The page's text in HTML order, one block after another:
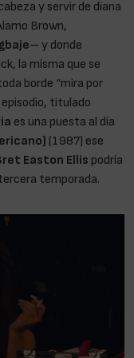
y servir de diana
Brown,
– y donde
la misma que se
borde “mira por
episodio, titulado
es una puesta al día
(1987) ese
Easton Ellis podría
temporada.